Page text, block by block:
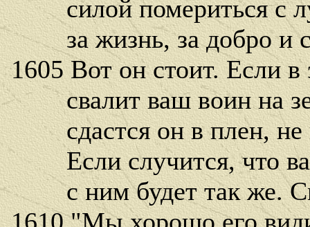
силой помериться с
за жизнь, за добро и
1605 Вот он стоит. Если
свалит ваш воин на
сдастся он в плен, не
Если случится, что
с ним будет так же.